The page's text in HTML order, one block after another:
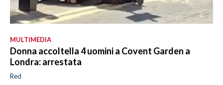
MULTIMEDIA
Donna accoltella 4 uomini a Covent Garden a
Londra: arrestata
Red